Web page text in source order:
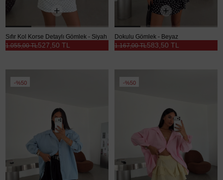
Sıfır Kol Korse Detaylı Gömlek - Siyah
527,50 TL
1.055,00 TL
Dokulu Gömlek - Beyaz
583,50 TL
1.167,00 TL
%50 %50